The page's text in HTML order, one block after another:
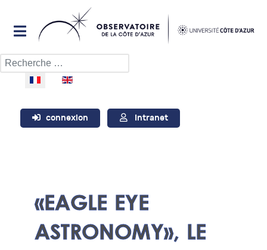
Rechercher
Sélectionnez votre langue
connexion Intranet
«EAGLE EYE
ASTRONOMY», LE